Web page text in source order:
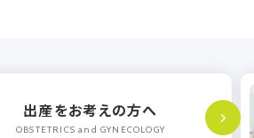
出産をお考えの方へ
OBSTETRICS and GYNECOLOGY